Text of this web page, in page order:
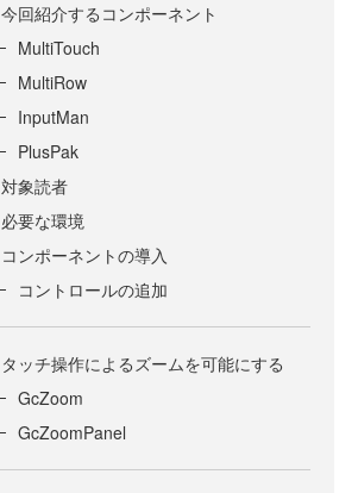
今回紹介するコンポーネント
MultiTouch
MultiRow
InputMan
PlusPak
対象読者
必要な環境
コンポーネントの導入
コントロールの追加
タッチ操作によるズームを可能にする
GcZoom
GcZoomPanel